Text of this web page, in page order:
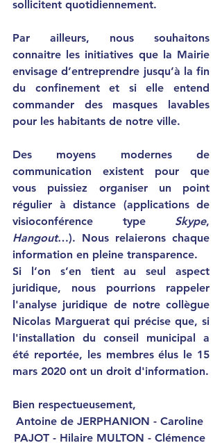
sollicitent quotidiennement.
Par ailleurs, nous souhaitons
connaitre les initiatives que la Mairie
envisage d’entreprendre jusqu’à la fin
du confinement et si elle entend
commander des masques lavables
pour les habitants de notre ville.
Des moyens modernes de
communication existent pour que
vous puissiez organiser un point
régulier à distance (applications de
visioconférence type Skype
Hangout…). Nous relaierons chaque
information en pleine transparence.
Si l’on s’en tient au seul aspect
juridique, nous pourrions rappeler
l'analyse juridique de notre collègue
Nicolas Marguerat qui précise que, si
l'installation du conseil municipal a
été reportée, les membres élus le 15
mars 2020 ont un droit d'information.
Bien respectueusement,
Antoine de JERPHANION - Caroline
PAJOT - Hilaire MULTON - Clémence